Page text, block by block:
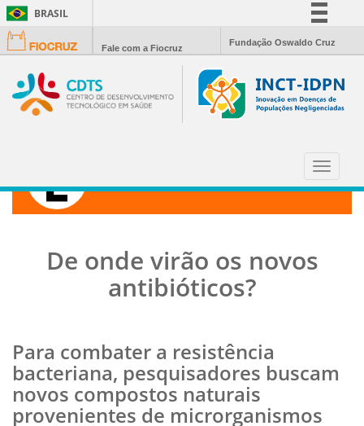
BRASIL
Simplifique!
Participe
Acesso à informação
Fale com a Fiocruz
Fundação Oswaldo Cruz
Toggle
De onde virão os novos
antibióticos?
Para combater a resistência
bacteriana, pesquisadores buscam
novos compostos naturais
provenientes de microrganismos